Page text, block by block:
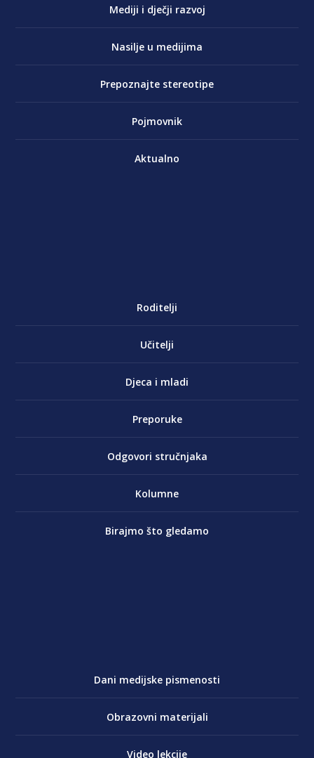
Mediji i dječji razvoj
Nasilje u medijima
Prepoznajte stereotipe
Pojmovnik
Aktualno
Roditelji
Učitelji
Djeca i mladi
Preporuke
Odgovori stručnjaka
Kolumne
Birajmo što gledamo
Dani medijske pismenosti
Obrazovni materijali
Video lekcije